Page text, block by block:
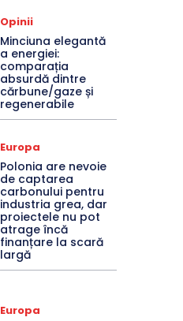
Opinii
Minciuna elegantă
a energiei:
comparația
absurdă dintre
cărbune/gaze și
regenerabile
Europa
Polonia are nevoie
de captarea
carbonului pentru
industria grea, dar
proiectele nu pot
atrage încă
finanțare la scară
largă
Europa